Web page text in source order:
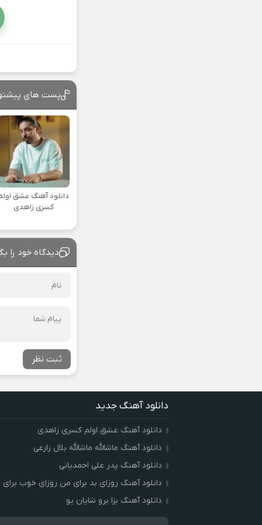
پست های
دانلود آهنگ عشق
کسری زاهدی
دیدگاه خود را
ثبت نظر
دانلود آهنگ جدید
دانلود آهنگ عشق اولم کسری زاهدی
دانلود آهنگ ماشالله ماشالله بلال زارعی
دانلود آهنگ پدر علی احمدیانی
دانلود آهنگ روزای بد برای من روزای خوب برای
دانلود آهنگ بزا برو شایان یو